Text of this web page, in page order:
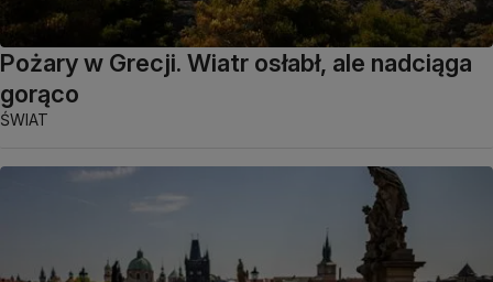
Pożary w Grecji. Wiatr osłabł, ale nadciąga
gorąco
ŚWIAT